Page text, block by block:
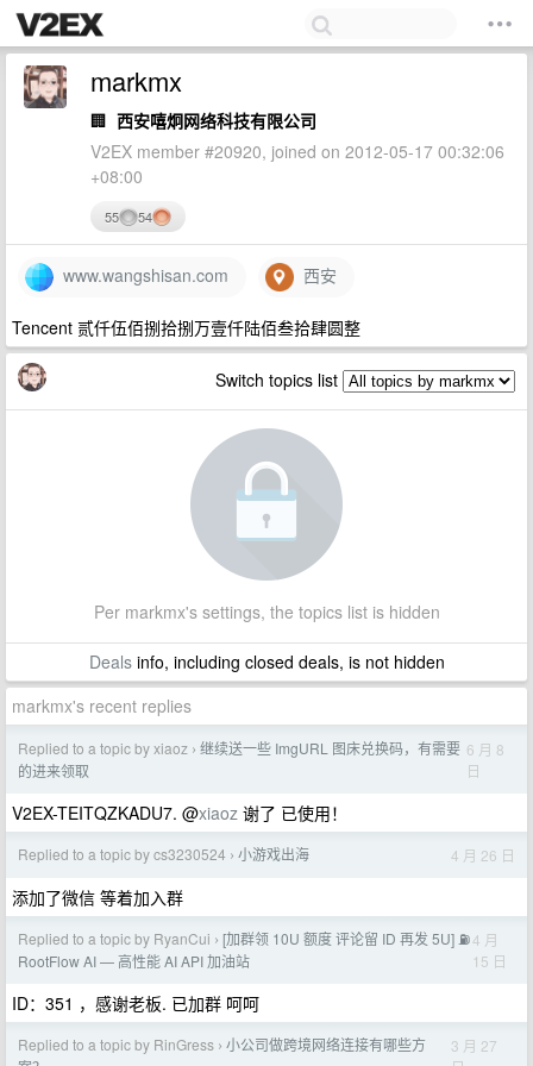
markmx
🏢 西安嘻炯网络科技有限公司
V2EX member #20920, joined on 2012-05-17 00:32:06
+08:00
55 54
www.wangshisan.com 西安
Tencent 贰仟伍佰捌拾捌万壹仟陆佰叁拾肆圆整
Switch topics list
Per markmx's settings, the topics list is hidden
Dealsinfo, including closed deals, is not hidden
markmx's recent replies
Replied to a topic by xiaoz › 继续送一些 ImgURL 图床兑换码，有需要
的进来领取
6 月 8
日
V2EX-TEITQZKADU7. @xiaoz 谢了 已使用！
Replied to a topic by cs3230524 › 小游戏出海 4 月 26 日
添加了微信 等着加入群
Replied to a topic by RyanCui › [加群领 10U 额度 评论留 ID 再发 5U] ⛽
RootFlow AI — 高性能 AI API 加油站
4 月
15 日
ID：351 ，感谢老板. 已加群 呵呵
Replied to a topic by RinGress › 小公司做跨境网络连接有哪些方
3 月 27